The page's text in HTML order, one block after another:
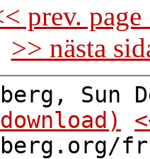
prev.
>> nästa
Sun